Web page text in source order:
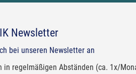
Newsletter
bei unseren Newsletter an
in regelmäßigen Abständen (ca. 1x/